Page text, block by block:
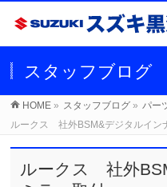
スタッフブログ
HOME » スタッフブログ » パー
ルークス 社外BSM&デジタルイン
ルークス 社外